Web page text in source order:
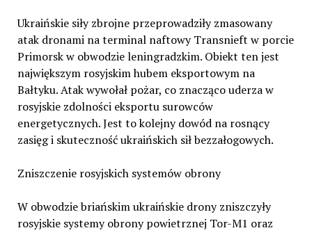
Ukraińskie siły zbrojne przeprowadziły zmasowany
atak dronami na terminal naftowy Transnieft w porcie
Primorsk w obwodzie leningradzkim. Obiekt ten jest
największym rosyjskim hubem eksportowym na
Bałtyku. Atak wywołał pożar, co znacząco uderza w
rosyjskie zdolności eksportu surowców
energetycznych. Jest to kolejny dowód na rosnący
zasięg i skuteczność ukraińskich sił bezzałogowych.
Zniszczenie rosyjskich systemów obrony
W obwodzie briańskim ukraińskie drony zniszczyły
rosyjskie systemy obrony powietrznej Tor-M1 oraz